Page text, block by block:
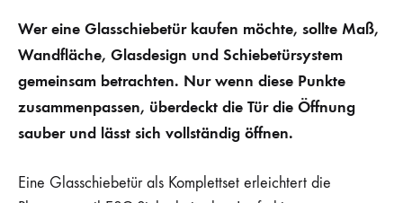
Wer eine Glasschiebetür kaufen möchte, sollte Maß,
Wandfläche, Glasdesign und Schiebetürsystem
gemeinsam betrachten. Nur wenn diese Punkte
zusammenpassen, überdeckt die Tür die Öffnung
sauber und lässt sich vollständig öffnen.
Eine Glasschiebetür als Komplettset erleichtert die